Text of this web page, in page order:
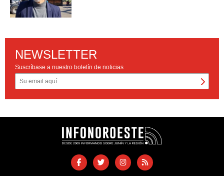
NEWSLETTER
Suscríbase a nuestro boletín de noticias